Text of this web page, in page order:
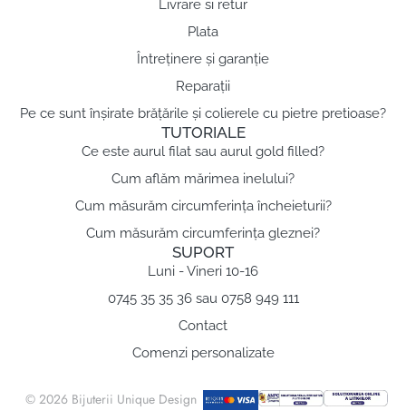
Livrare si retur
Plata
Întreținere și garanție
Reparații
Pe ce sunt înșirate brățările și colierele cu pietre pretioase?
TUTORIALE
Ce este aurul filat sau aurul gold filled?
Cum aflăm mărimea inelului?
Cum măsurăm circumferința încheieturii?
Cum măsurăm circumferința gleznei?
SUPORT
Luni - Vineri 10-16
0745 35 35 36 sau 0758 949 111
Contact
Comenzi personalizate
© 2026 Bijuterii Unique Design